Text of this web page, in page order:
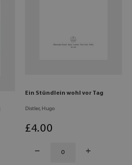
Ein Stündlein wohl vor Tag
Distler, Hugo
£4.00